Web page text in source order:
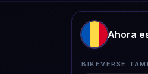
Ahora
BIKEVERSE